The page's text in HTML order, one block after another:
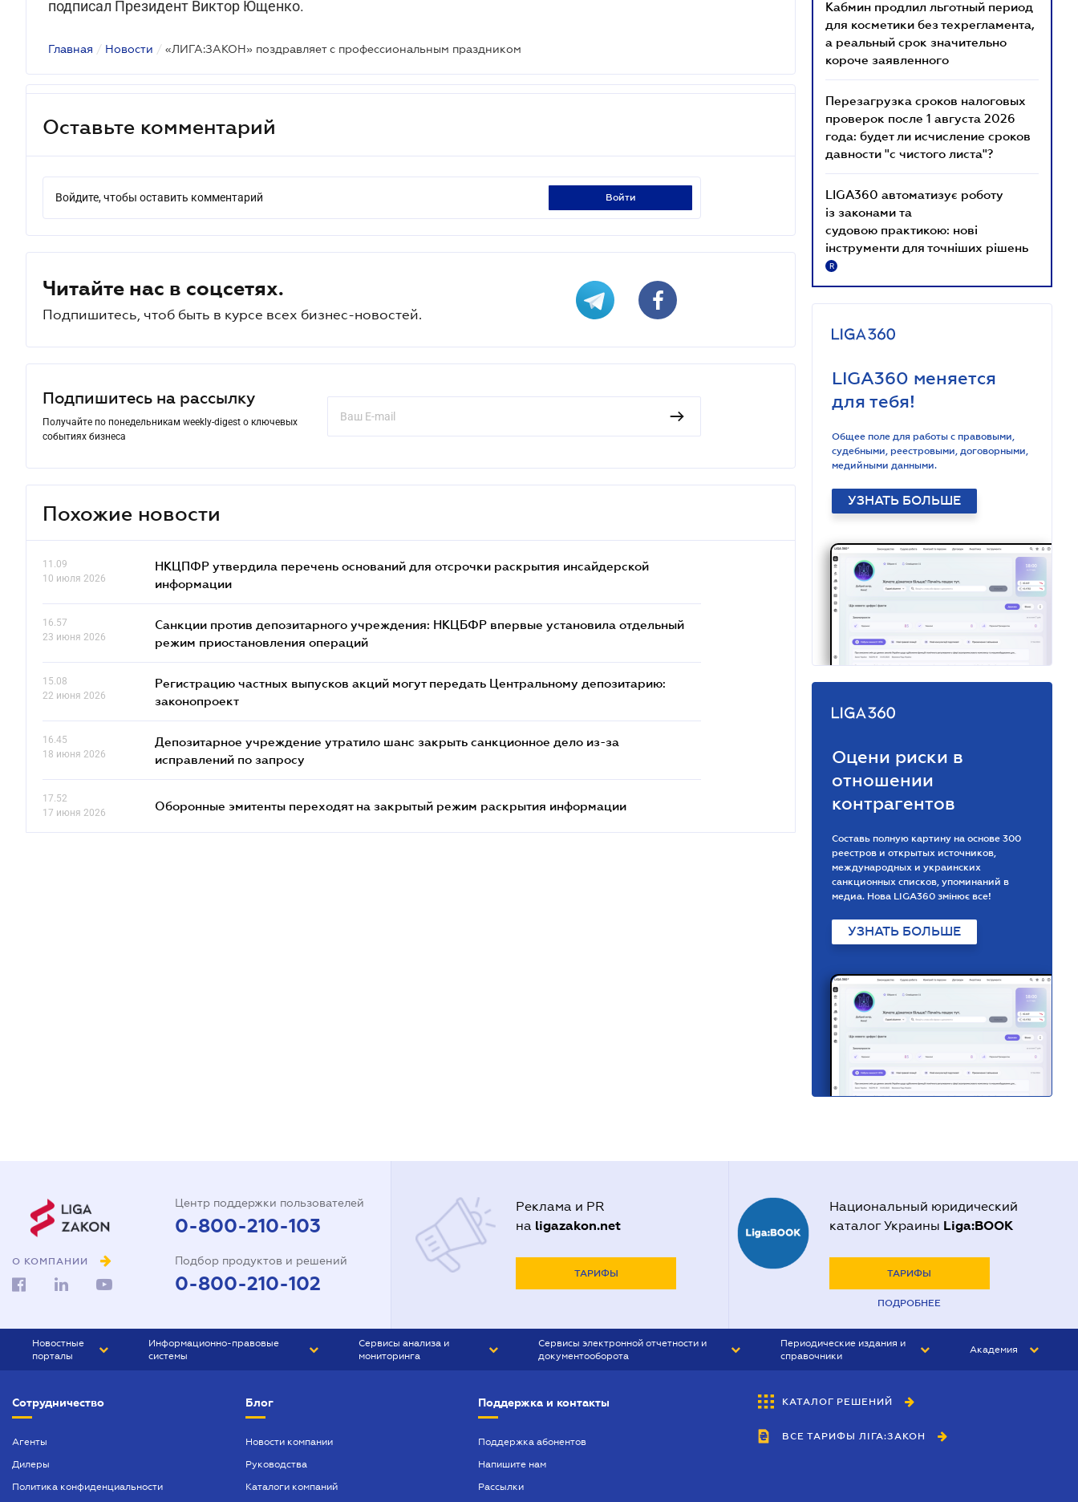
подписал Президент Виктор Ющенко.
Главная / Новости / «ЛИГА:ЗАКОН» поздравляет с профессиональным праздником
Оставьте комментарий
Войдите, чтобы оставить комментарий войти
Читайте нас в соцсетях.
Подпишитесь, чтоб быть в курсе всех бизнес-новостей.
Подпишитесь на рассылку
Получайте по понедельникам weekly-digest о ключевых
событиях бизнеса
Похожие новости
11.09
10 июля 2026
НКЦПФР утвердила перечень оснований для отсрочки раскрытия инсайдерской
информации
16.57
23 июня 2026
Санкции против депозитарного учреждения: НКЦБФР впервые установила отдельный
режим приостановления операций
15.08
22 июня 2026
Регистрацию частных выпусков акций могут передать Центральному депозитарию:
законопроект
16.45
18 июня 2026
Депозитарное учреждение утратило шанс закрыть санкционное дело из-за
исправлений по запросу
17.52
17 июня 2026
Оборонные эмитенты переходят на закрытый режим раскрытия информации
Кабмин продлил льготный период
для косметики без техрегламента,
а реальный срок значительно
короче заявленного
Перезагрузка сроков налоговых
проверок после 1 августа 2026
года: будет ли исчисление сроков
давности "с чистого листа"?
LIGA360 автоматизує роботу
із законами та
судовою практикою: нові
інструменти для точніших рішень
R
LIGA360 меняется
для тебя!
Общее поле для работы с правовыми,
судебными, реестровыми, договорными,
медийными данными.
УЗНАТЬ БОЛЬШЕ
Оцени риски в
отношении
контрагентов
Составь полную картину на основе 300
реестров и открытых источников,
международных и украинских
санкционных списков, упоминаний в
медиа. Нова LIGA360 змінює все!
УЗНАТЬ БОЛЬШЕ
О КОМПАНИИ
Центр поддержки пользователей
0-800-210-103
Подбор продуктов и решений
0-800-210-102
Реклама и PR
на ligazakon.net
ТАРИФЫ
Национальный юридический
каталог Украины Liga:BOOK
ТАРИФЫ
ПОДРОБНЕЕ
Новостные
порталы
БИЗНЕС
Информационно-правовые
системы
БУХГАЛТЕР ПРОФ
ЮРИСТ ПРОФ
Сервисы анализа и
мониторинга
Сервисы электронной отчетности и
документооборота
Периодические издания и
справочники
БУХГАЛТЕР&ЗАКОН
ВЕСТНИК МСФО
Академия
Сотрудничество
Агенты
Дилеры
Политика конфиденциальности
Блог
Новости компании
Руководства
Каталоги компаний
Поддержка и контакты
Поддержка абонентов
Напишите нам
Рассылки
КАТАЛОГ РЕШЕНИЙ
ВСЕ ТАРИФЫ ЛІГА:ЗАКОН